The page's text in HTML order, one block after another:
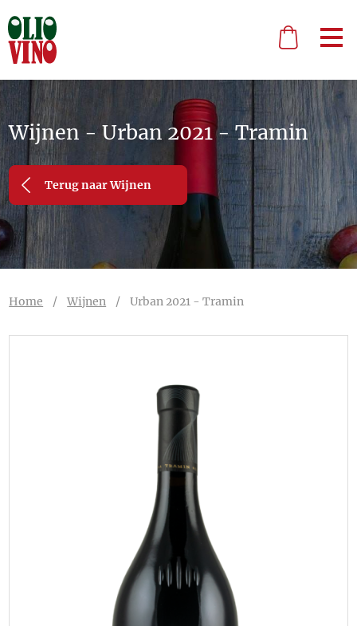
Wijnen - Urban 2021 - Tramin
Terug naar Wijnen
Home /Wijnen /Urban 2021 - Tramin